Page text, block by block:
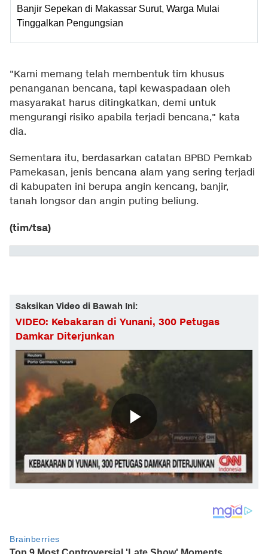
Banjir Sepekan di Makassar Surut, Warga Mulai
Tinggalkan Pengungsian
"Kami memang telah membentuk tim khusus
penanganan bencana, tapi kewaspadaan oleh
masyarakat harus ditingkatkan, demi untuk
mengurangi risiko apabila terjadi bencana," kata
dia.
Sementara itu, berdasarkan catatan BPBD Pemkab
Pamekasan, jenis bencana alam yang sering terjadi
di kabupaten ini berupa angin kencang, banjir,
tanah longsor dan angin puting beliung.
(tim/tsa)
Saksikan Video di Bawah Ini:
VIDEO: Kebakaran di Yunani, 300 Petugas
Damkar Diterjunkan